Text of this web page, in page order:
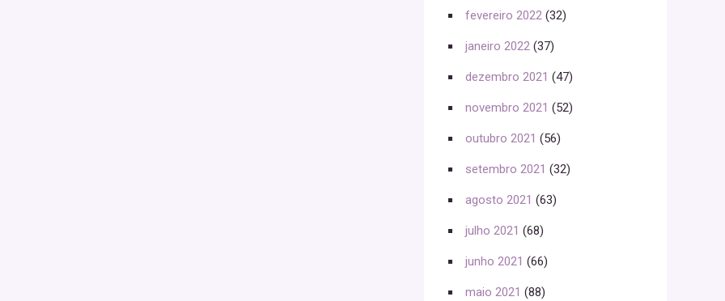
fevereiro 2022 (32)
janeiro 2022 (37)
dezembro 2021 (47)
novembro 2021 (52)
outubro 2021 (56)
setembro 2021 (32)
agosto 2021 (63)
julho 2021 (68)
junho 2021 (66)
maio 2021 (88)